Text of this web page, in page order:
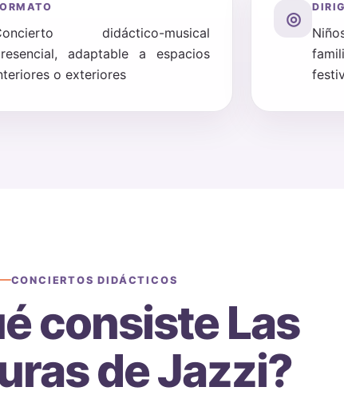
didáctico-musical
adaptable a espacios
o exteriores
◎
CONCIERTOS DIDÁCTICOS
consiste Las
de Jazzi?